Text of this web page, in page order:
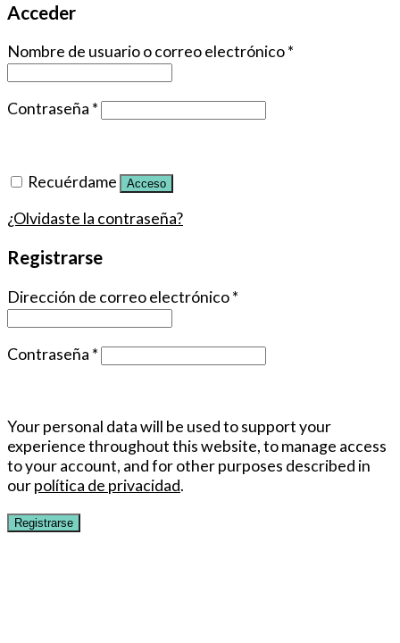
Acceder
Nombre de usuario o correo electrónico*
Contraseña *
Recuérdame Acceso
¿Olvidaste la contraseña?
Registrarse
Dirección de correo electrónico*
Contraseña *
Your personal data will be used to support your
experience throughout this website, to manage access
to your account, and for other purposes described in
ourpolítica de privacidad.
Registrarse